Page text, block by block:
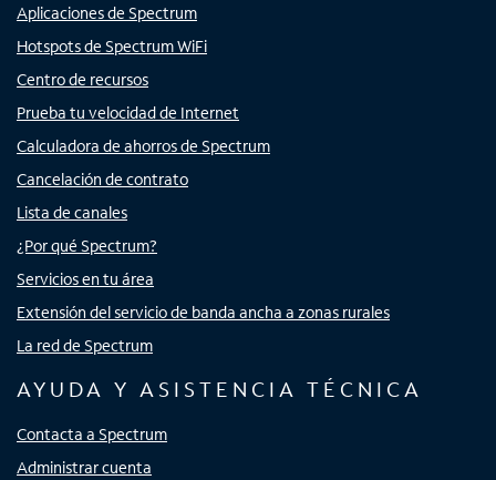
Aplicaciones de Spectrum
Hotspots de Spectrum WiFi
Centro de recursos
Prueba tu velocidad de Internet
Calculadora de ahorros de Spectrum
Cancelación de contrato
Lista de canales
¿Por qué Spectrum?
Servicios en tu área
Extensión del servicio de banda ancha a zonas rurales
La red de Spectrum
AYUDA Y ASISTENCIA TÉCNICA
Contacta a Spectrum
Administrar cuenta